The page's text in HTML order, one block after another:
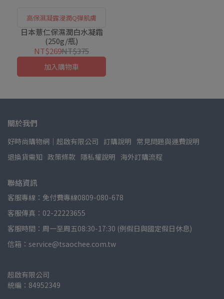
高保濕凝露浸潤Q彈肌膚
日本薏仁保濕潤白水凝霜
(250g/瓶)
NT$269NT$375
加入購物車
關於我們
好時尚購物網│超啟有限公司 訂購說明 常見問題與運費說明
退換貨需知 政策條款 隱私權說明 海外訂購流程
聯絡資訊
客服專線：免付費專線0809-080-678
客服傳真：02-22223655
客服時間：周一至周五08:30-17:30 (例假日與國定假日休息)
信箱：service@tsaochee.com.tw
超啟有限公司
統編：84952349